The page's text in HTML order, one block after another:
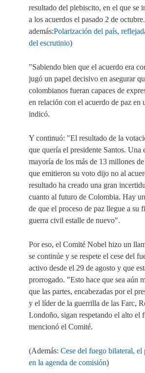
resultado del plebiscito, en el que se
a los acuerdos el pasado 2 de octubre.
además:Polarización del país,
del escrutinio)
"Sabiendo bien que el acuerdo era
jugó un papel decisivo en asegurar
colombianos fueran capaces de
en relación con el acuerdo de paz en
indicó.
Y continuó: "El resultado de la
que quería el presidente Santos. Una
mayoría de los más de 13 millones
que emitieron su voto dijo no al
resultado ha creado una gran
cuanto al futuro de Colombia. Hay
de que el proceso de paz llegue a su
guerra civil estalle de nuevo".
Por eso, el Comité Nobel hizo un
se continúe y se respete el cese del
activo desde el 29 de agosto y que
prorrogado. "Esto hace que sea aún
que las partes, encabezadas por el
y el líder de la guerrilla de las Farc,
Londoño, sigan respetando el alto el
mencionó el Comité.
(Además: Cese del fuego bilateral, el
en la agenda de comisión)